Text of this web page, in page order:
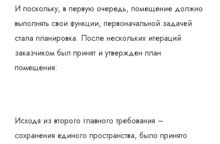
И поскольку, в первую очередь, помещение должно
выполнять свои функции, первоначальной задачей
стала планировка. После нескольких итераций
заказчиком был принят и утвержден план
помещения:
Исходя из второго главного требования –
сохранения единого пространства, было принято